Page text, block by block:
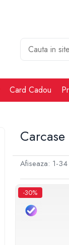
Card Cadou
Afiseaza: 1-34
-30%